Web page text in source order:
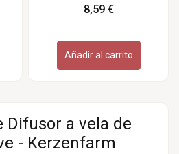
Labiatae
8,59 €
Añadir al carrito
Difusor a vela de
- Kerzenfarm